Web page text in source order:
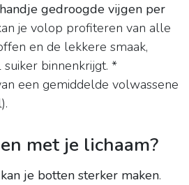
gedroogde vijgen per
je volop profiteren van alle
en de lekkere smaak,
binnenkrijgt. *
een gemiddelde volwassene
met je lichaam?
je botten sterker maken.